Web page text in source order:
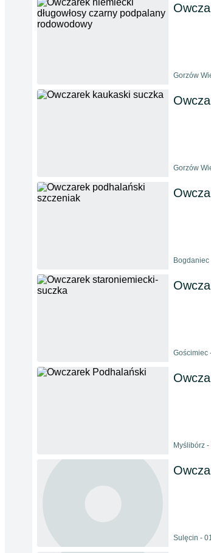
Gorzów
Gorzów
Gościmiec
Myślibórz
Sulęcin -